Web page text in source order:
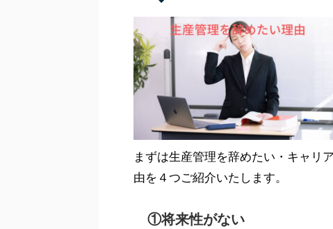
まずは生産管理を辞めたい・キャリ
由を４つご紹介いたします。
①将来性がない